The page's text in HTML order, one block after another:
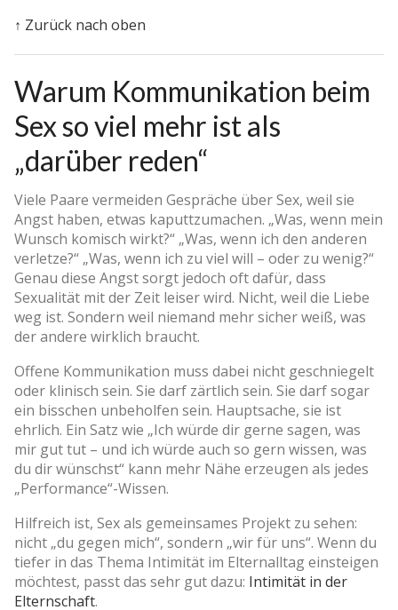
↑ Zurück nach oben
Warum Kommunikation beim
Sex so viel mehr ist als
„darüber reden“
Viele Paare vermeiden Gespräche über Sex, weil sie
Angst haben, etwas kaputtzumachen. „Was, wenn mein
Wunsch komisch wirkt?“ „Was, wenn ich den anderen
verletze?“ „Was, wenn ich zu viel will – oder zu wenig?“
Genau diese Angst sorgt jedoch oft dafür, dass
Sexualität mit der Zeit leiser wird. Nicht, weil die Liebe
weg ist. Sondern weil niemand mehr sicher weiß, was
der andere wirklich braucht.
Offene Kommunikation muss dabei nicht geschniegelt
oder klinisch sein. Sie darf zärtlich sein. Sie darf sogar
ein bisschen unbeholfen sein. Hauptsache, sie ist
ehrlich. Ein Satz wie „Ich würde dir gerne sagen, was
mir gut tut – und ich würde auch so gern wissen, was
du dir wünschst“ kann mehr Nähe erzeugen als jedes
„Performance“-Wissen.
Hilfreich ist, Sex als gemeinsames Projekt zu sehen:
nicht „du gegen mich“, sondern „wir für uns“. Wenn du
tiefer in das Thema Intimität im Elternalltag einsteigen
möchtest, passt das sehr gut dazu: Intimität in der
Elternschaft.